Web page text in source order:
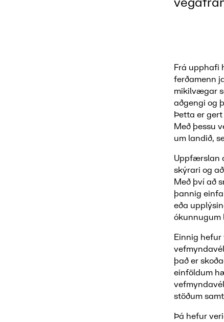
Frá upphafi
ferðamenn
mikilvægar
aðgengi og
Þetta er
Með þessu
um landið,
Uppfærslan
skýrari og
Með því að
þannig
eða
ókunnugum
Einnig
það er
einföldum
stöðum
Þá hefur